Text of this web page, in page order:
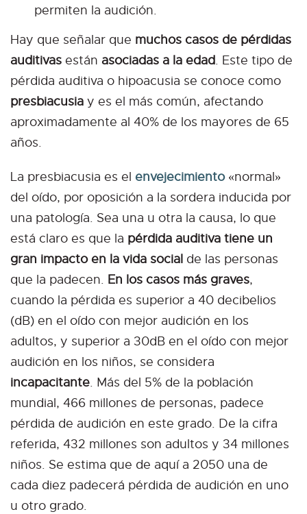
permiten la audición.
Hay que señalar que muchos casos de pérdidas
auditivas están asociadas a la edad. Este tipo de
pérdida auditiva o hipoacusia se conoce como
presbiacusia y es el más común, afectando
aproximadamente al 40% de los mayores de 65
años.
La presbiacusia es el envejecimiento«normal»
del oído, por oposición a la sordera inducida por
una patología. Sea una u otra la causa, lo que
está claro es que la pérdida auditiva tiene un
gran impacto en la vida social de las personas
que la padecen. En los casos más graves,
cuando la pérdida es superior a 40 decibelios
(dB) en el oído con mejor audición en los
adultos, y superior a 30dB en el oído con mejor
audición en los niños, se considera
incapacitante. Más del 5% de la población
mundial, 466 millones de personas, padece
pérdida de audición en este grado. De la cifra
referida, 432 millones son adultos y 34 millones
niños. Se estima que de aquí a 2050 una de
cada diez padecerá pérdida de audición en uno
u otro grado.